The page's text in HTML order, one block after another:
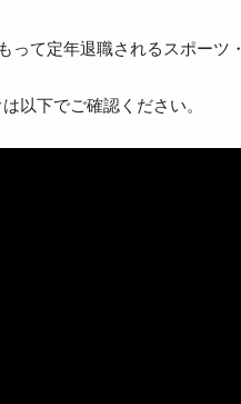
って定年退職されるスポーツ
以下でご確認ください。